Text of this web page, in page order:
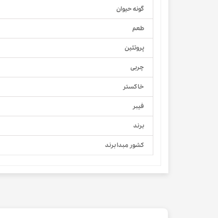
گونه حیوان
طعم
پروتئین
چربی
خاکستر
فیبر
برند
کشور مبدا برند